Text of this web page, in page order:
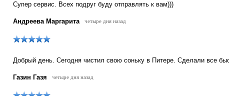
Супер сервис. Всех подруг буду отправлять к вам)))
Андреева Маргарита четыре дня назад
Добрый день. Сегодня чистил свою соньку в Питере. Сделали все
Газин Газя четыре дня назад